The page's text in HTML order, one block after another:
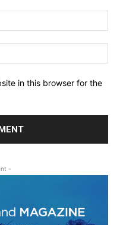
in this browser for the
-